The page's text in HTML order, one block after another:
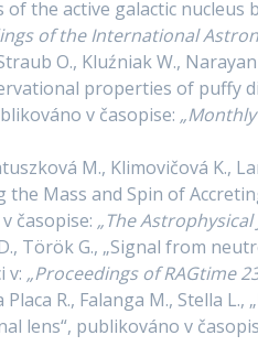
the active galactic nucleus
of the International
O., Kluźniak W.,
properties of puffy
v časopise:
M., Klimovičová K.,
the Mass and Spin of
časopise: „The Astrophysical
Török G., „Signal from
v: „Proceedings of RAGtime
Placa R., Falanga M., Stella
lens“, publikováno v